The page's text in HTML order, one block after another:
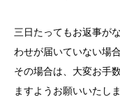
三日たってもお返事が
わせが届いていない場
その場合は、大変お手
ますようお願いいたしま